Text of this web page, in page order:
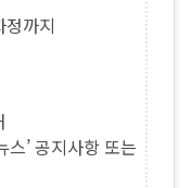
까지
’ 공지사항 또는